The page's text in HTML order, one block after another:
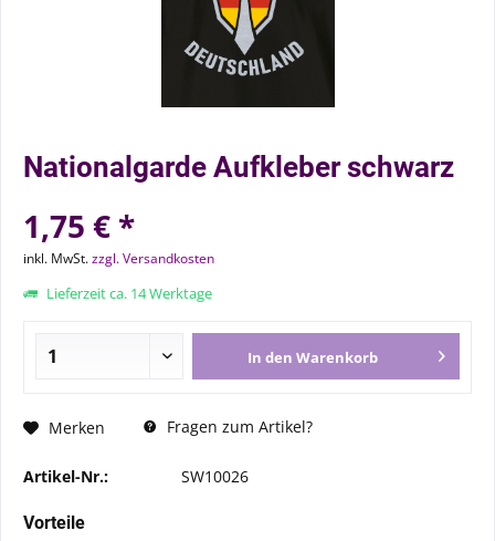
Nationalgarde Aufkleber schwarz
1,75 € *
inkl. MwSt.zzgl. Versandkosten
Lieferzeit ca. 14 Werktage
In den Warenkorb
Merken Fragen zum Artikel?
Artikel-Nr.: SW10026
Vorteile